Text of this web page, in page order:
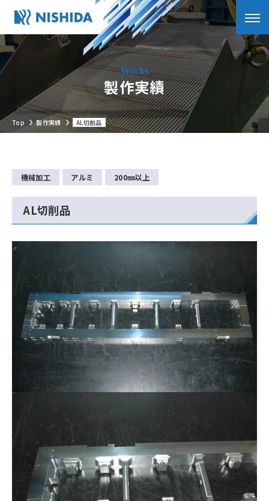
製作実績
Top 製作実績 AL切削品
機械加工 アルミ 200㎜以上
AL切削品